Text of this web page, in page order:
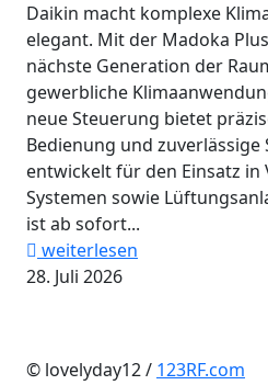
Daikin macht komplexe
elegant. Mit der Madoka
nächste Generation der
gewerbliche
neue Steuerung bietet
Bedienung und
entwickelt für den Einsatz in
Systemen sowie
ist ab sofort...
weiterlesen
28. Juli 2026
© lovelyday12 / 123RF.com